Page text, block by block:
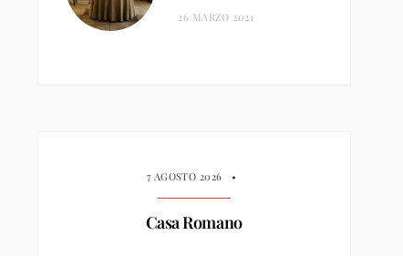
26 MARZO 2021
7 AGOSTO 2026 •
Casa Romano